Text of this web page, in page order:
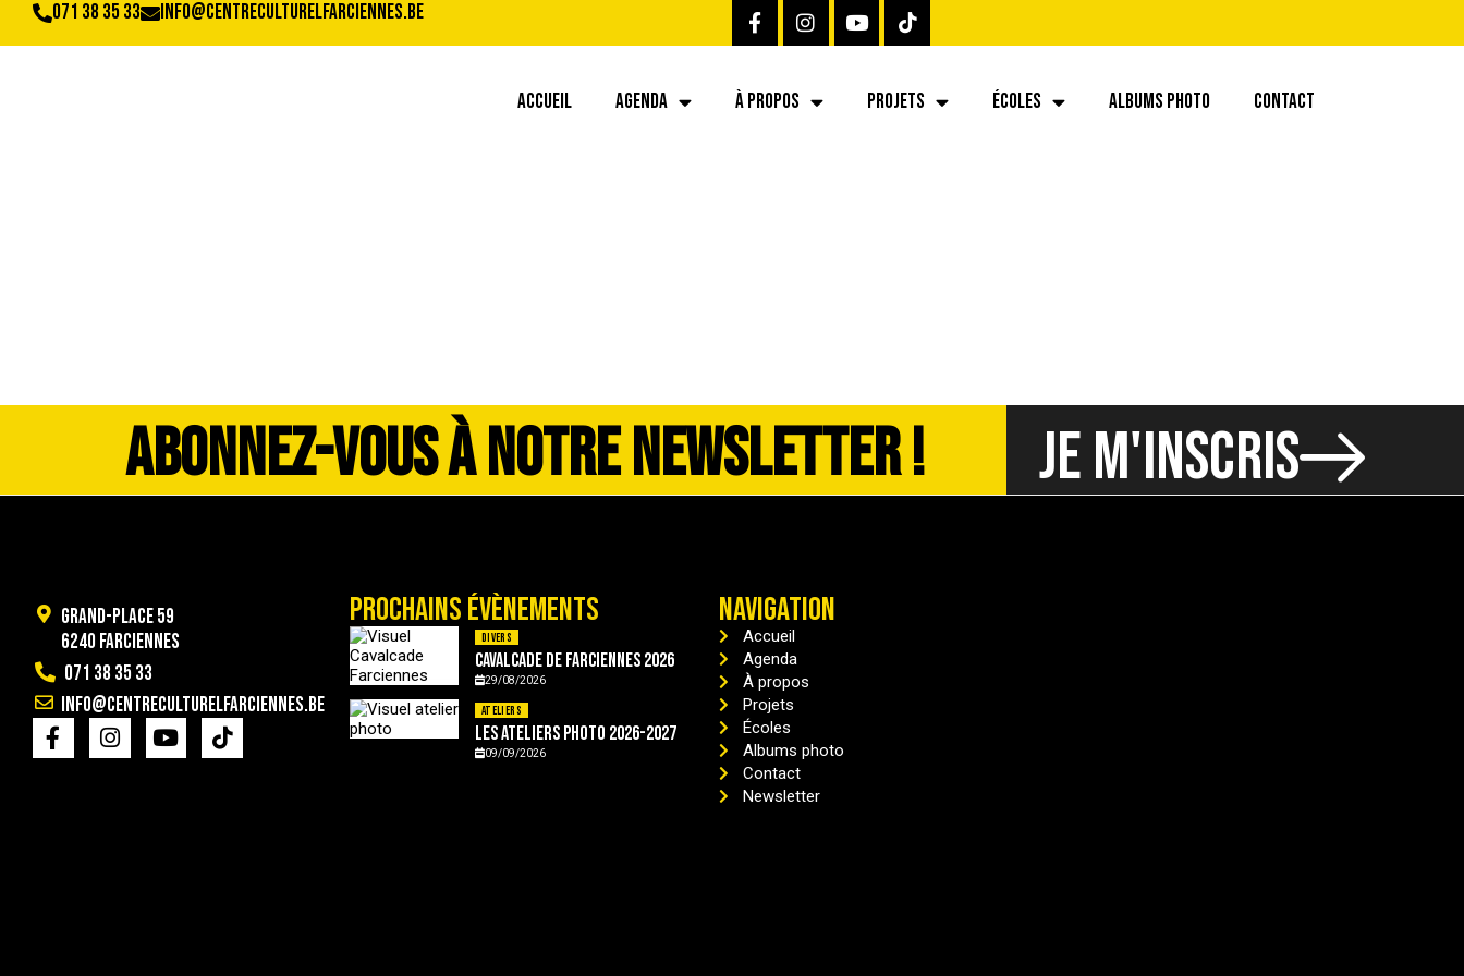
071 38 35 33 info@centreculturelfarciennes.be
ACCUEIL AGENDA À PROPOS PROJETS ÉCOLES ALBUMS PHOTO CONTACT
ABONNEZ-VOUS À NOTRE NEWSLETTER ! JE M'INSCRIS
Grand-Place 59
6240 Farciennes
071 38 35 33
info@centreculturelfarciennes.be
PROCHAINS ÉVÈNEMENTS
Divers
Cavalcade de Farciennes 2026
29/08/2026
Ateliers
Les ateliers photo 2026-2027
09/09/2026
NAVIGATION
Accueil
Agenda
À propos
Projets
Écoles
Albums photo
Contact
Newsletter